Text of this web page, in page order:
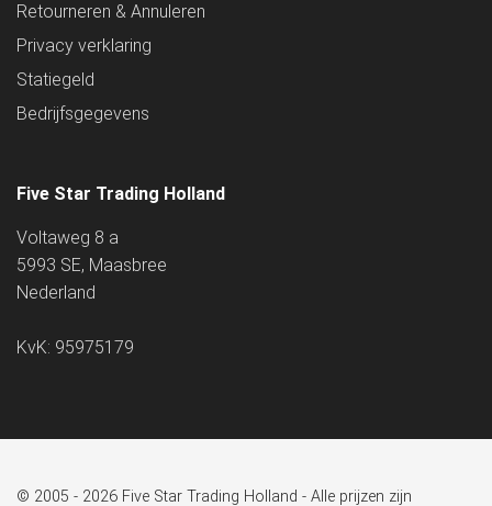
Retourneren & Annuleren
Privacy verklaring
Statiegeld
Bedrijfsgegevens
Five Star Trading Holland
Voltaweg 8 a
5993 SE, Maasbree
Nederland
KvK: 95975179
© 2005 - 2026 Five Star Trading Holland - Alle prijzen zijn